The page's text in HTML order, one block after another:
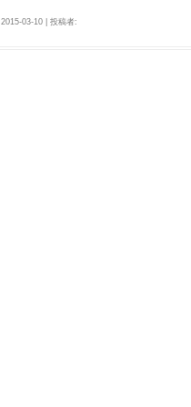
2015-03-10 投稿者: